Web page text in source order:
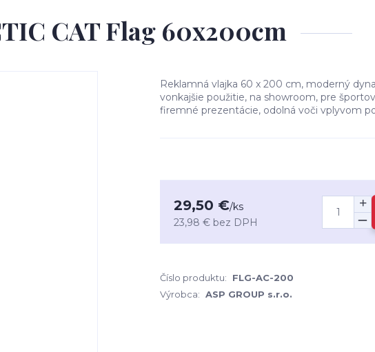
CAT Flag 60x200cm
Reklamná vlajka 60 x 200 cm, moderný
vonkajšie použitie, na showroom, pre
firemné prezentácie, odolná voči vplyvom
29,50 €/ks
23,98 € bez DPH
Číslo produktu: FLG-AC-200
Výrobca: ASP GROUP s.r.o.